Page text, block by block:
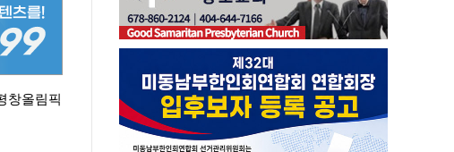
창올림픽